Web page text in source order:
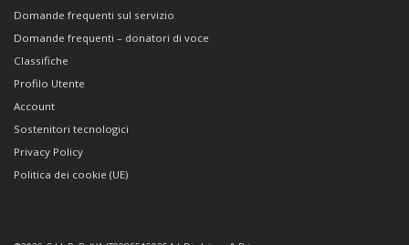
Domande frequenti sul servizio
Domande frequenti – donatori di voce
Classifiche
Profilo Utente
Account
Sostenitori tecnologici
Privacy Policy
Politica dei cookie (UE)